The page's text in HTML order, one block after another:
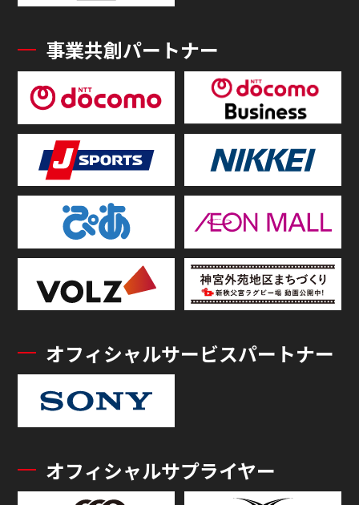
事業共創パートナー
オフィシャルサービスパートナー
オフィシャルサプライヤー